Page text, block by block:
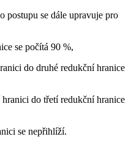
postupu se dále upravuje pro
se počítá 90 %,
do druhé redukční hranice
do třetí redukční hranice
se nepřihlíží.